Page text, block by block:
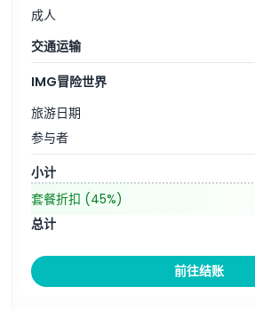
成人
交通运输
IMG冒险世界
旅游日期
参与者
小计
套餐折扣 (45%)
总计
前往结账